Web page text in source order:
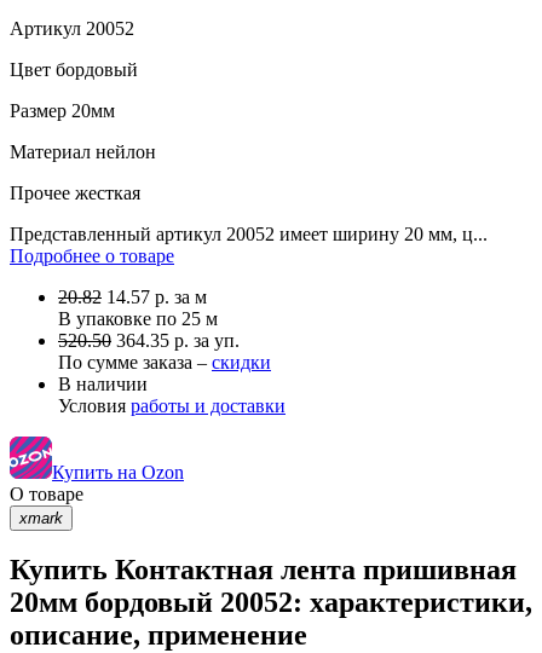
Артикул 20052
Цвет бордовый
Размер 20мм
Материал нейлон
Прочее жесткая
Представленный артикул 20052 имеет ширину 20 мм, ц...
Подробнее о товаре
20.82 14.57 р. за м
В упаковке по 25 м
520.50 364.35 р. за уп.
По сумме заказа – скидки
В наличии
Условия работы и доставки
Купить на Ozon
О товаре
xmark
Купить Контактная лента пришивная
20мм бордовый 20052: характеристики,
описание, применение